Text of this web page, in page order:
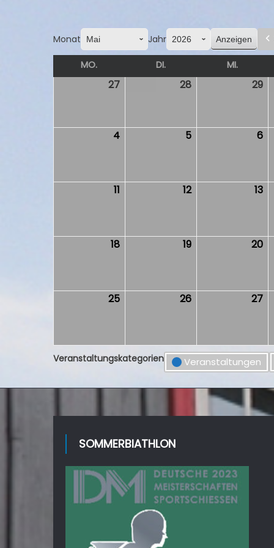
Monat Jahr
MO.
DI.DIENSTAG MI.
27 28 29
4
5 6
11
1212.
13
18 19 20
25 26 27
Veranstaltungskategorien Veranstaltungen
SOMMERBIATHLON